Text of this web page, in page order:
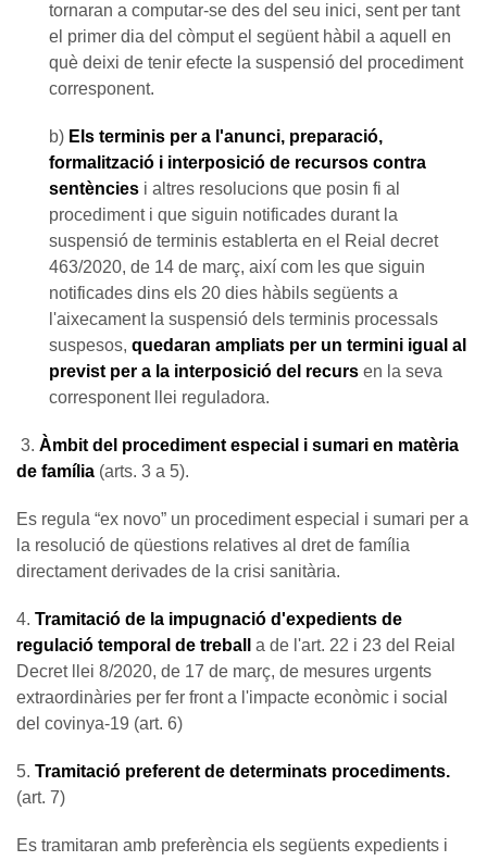
tornaran a computar-se des del seu inici, sent per tant
el primer dia del còmput el següent hàbil a aquell en
què deixi de tenir efecte la suspensió del procediment
corresponent.
b) Els terminis per a l'anunci, preparació,
formalització i interposició de recursos contra
sentències i altres resolucions que posin fi al
procediment i que siguin notificades durant la
suspensió de terminis establerta en el Reial decret
463/2020, de 14 de març, així com les que siguin
notificades dins els 20 dies hàbils següents a
l'aixecament la suspensió dels terminis processals
suspesos, quedaran ampliats per un termini igual al
previst per a la interposició del recurs en la seva
corresponent llei reguladora.
3. Àmbit del procediment especial i sumari en matèria
de família (arts. 3 a 5).
Es regula “ex novo” un procediment especial i sumari per a
la resolució de qüestions relatives al dret de família
directament derivades de la crisi sanitària.
4. Tramitació de la impugnació d'expedients de
regulació temporal de treball
a de l'art. 22 i 23 del Reial
Decret llei 8/2020, de 17 de març, de mesures urgents
extraordinàries per fer front a l'impacte econòmic i social
del covinya-19 (art. 6)
5. Tramitació preferent de determinats procediments.
(art. 7)
Es tramitaran amb preferència els següents expedients i